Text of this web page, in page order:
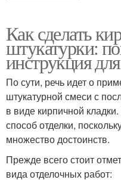
Как сделать
штукатурки:
инструкция
По сути, речь идет о
штукатурной смеси с
в виде кирпичной
способ отделки,
множество достоинств.
Прежде всего стоит
вида отделочных работ: